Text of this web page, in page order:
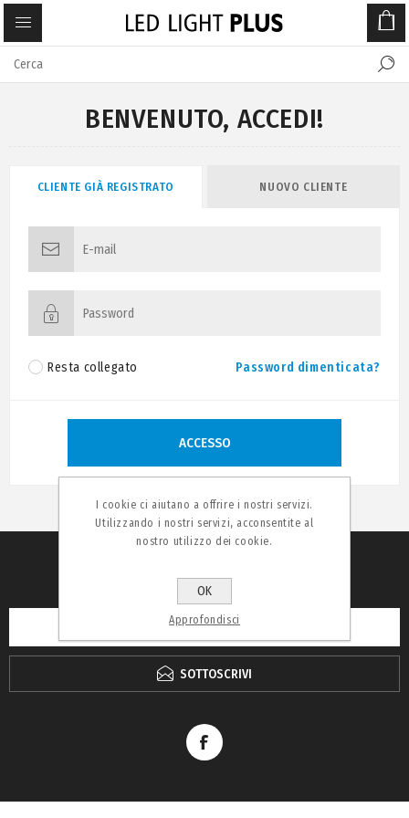
BENVENUTO, ACCEDI!
CLIENTE GIÀ REGISTRATO NUOVO CLIENTE
Resta collegato Password dimenticata?
ACCESSO
RICEVI LA NEWSLETTER
SOTTOSCRIVI
I cookie ci aiutano a offrire i nostri servizi.
Utilizzando i nostri servizi, acconsentite al
nostro utilizzo dei cookie.
OK
Approfondisci